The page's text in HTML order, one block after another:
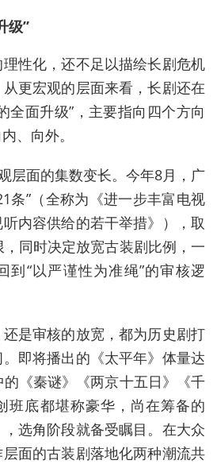
级”
性化，还不足以描绘长剧危机
更宏观的层面来看，长剧还在
全面升级”，主要指向四个方向
、向外。
层面的集数变长。今年8月，广
条”（全称为《进一步丰富电视
内容供给的若干举措》），取
同时决定放宽古装剧比例，一
到“以严谨性为准绳”的审核逻
是审核的放宽，都为历史剧打
即将播出的《太平年》体量达
《秦谜》《两京十五日》《千
班底都堪称豪华，尚在筹备的
，选角阶段就备受瞩目。在大众
面的古装剧落地化两种潮流共